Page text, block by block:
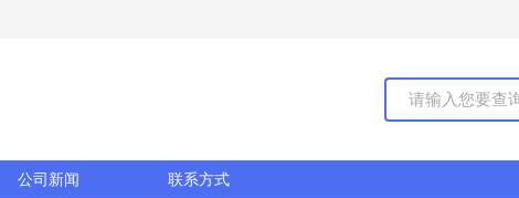
公司新闻 联系方式